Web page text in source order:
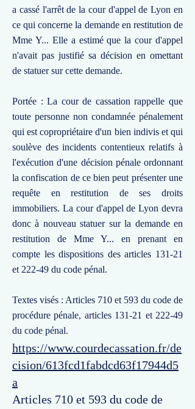
a cassé l'arrêt de la cour d'appel de Lyon en
ce qui concerne la demande en restitution de
Mme Y... Elle a estimé que la cour d'appel
n'avait pas justifié sa décision en omettant
de statuer sur cette demande.
Portée : La cour de cassation rappelle que
toute personne non condamnée pénalement
qui est copropriétaire d'un bien indivis et qui
soulève des incidents contentieux relatifs à
l'exécution d'une décision pénale ordonnant
la confiscation de ce bien peut présenter une
requête en restitution de ses droits
immobiliers. La cour d'appel de Lyon devra
donc à nouveau statuer sur la demande en
restitution de Mme Y... en prenant en
compte les dispositions des articles 131-21
et 222-49 du code pénal.
Textes visés : Articles 710 et 593 du code de
procédure pénale, articles 131-21 et 222-49
du code pénal.
https://www.courdecassation.fr/de
cision/613fcd1fabdcd63f17944d5
a
Articles 710 et 593 du code de